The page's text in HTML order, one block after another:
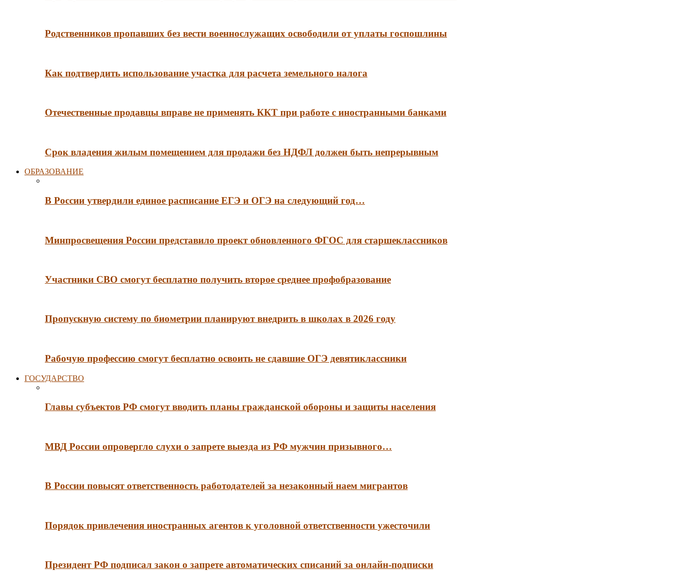
Родственников пропавших без вести военнослужащих освободили от уплаты госпошлины
Как подтвердить использование участка для расчета земельного налога
Отечественные продавцы вправе не применять ККТ при работе с иностранными банками
Срок владения жилым помещением для продажи без НДФЛ должен быть непрерывным
ОБРАЗОВАНИЕ
В России утвердили единое расписание ЕГЭ и ОГЭ на следующий год…
Минпросвещения России представило проект обновленного ФГОС для старшеклассников
Участники СВО смогут бесплатно получить второе среднее профобразование
Пропускную систему по биометрии планируют внедрить в школах в 2026 году
Рабочую профессию смогут бесплатно освоить не сдавшие ОГЭ девятиклассники
ГОСУДАРСТВО
Главы субъектов РФ смогут вводить планы гражданской обороны и защиты населения
МВД России опровергло слухи о запрете выезда из РФ мужчин призывного…
В России повысят ответственность работодателей за незаконный наем мигрантов
Порядок привлечения иностранных агентов к уголовной ответственности ужесточили
Президент РФ подписал закон о запрете автоматических списаний за онлайн-подписки